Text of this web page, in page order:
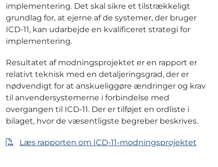
implementering. Det skal sikre et tilstrækkeligt
grundlag for, at ejerne af de systemer, der bruger
ICD-11, kan udarbejde en kvalificeret strategi for
implementering.
Resultatet af modningsprojektet er en rapport er
relativt teknisk med en detaljeringsgrad, der er
nødvendigt for at anskueliggøre ændringer og krav
til anvendersystemerne i forbindelse med
overgangen til ICD-11. Der er tilføjet en ordliste i
bilaget, hvor de væsentligste begreber beskrives.
Læs rapporten om ICD-11-modningsprojektet